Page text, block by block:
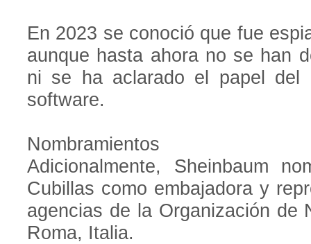
En 2023 se conoció que fue
aunque hasta ahora no se han
ni se ha aclarado el papel del
software.
Nombramientos
Adicionalmente, Sheinbaum
Cubillas como embajadora y
agencias de la Organización de
Roma, Italia.